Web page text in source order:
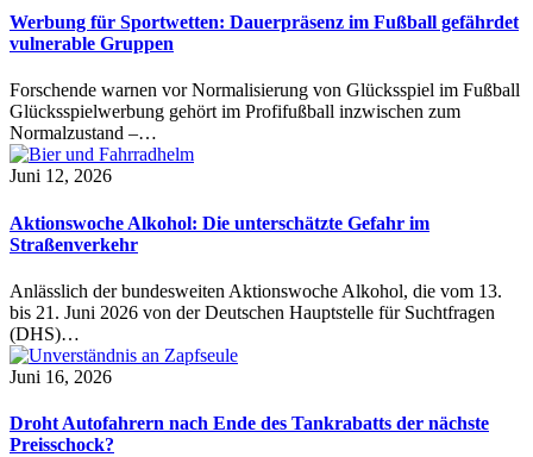
Werbung für Sportwetten: Dauerpräsenz im Fußball gefährdet
vulnerable Gruppen
Forschende warnen vor Normalisierung von Glücksspiel im Fußball
Glücksspielwerbung gehört im Profifußball inzwischen zum
Normalzustand –…
Juni 12, 2026
Aktionswoche Alkohol: Die unterschätzte Gefahr im
Straßenverkehr
Anlässlich der bundesweiten Aktionswoche Alkohol, die vom 13.
bis 21. Juni 2026 von der Deutschen Hauptstelle für Suchtfragen
(DHS)…
Juni 16, 2026
Droht Autofahrern nach Ende des Tankrabatts der nächste
Preisschock?